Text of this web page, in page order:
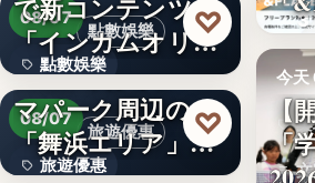
文字
點數娛樂
08/07
點數娛樂
文字
で新コンテンツ
「インカムオリ
パ」開始
♡
旅遊優惠
08/07
旅遊優惠
Peachで行くテー
マパーク周辺の
「舞浜エリア」ホ
♡
3
（
今
「